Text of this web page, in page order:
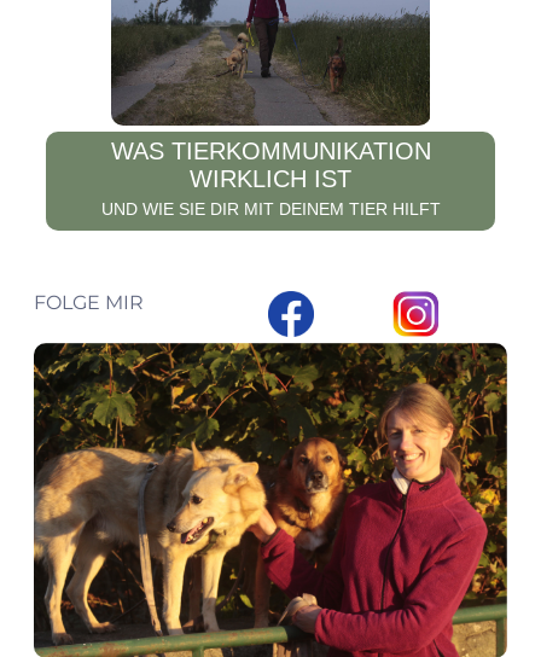
WAS TIERKOMMUNIKATION
WIRKLICH IST
UND WIE SIE DIR MIT DEINEM TIER HILFT
FOLGE MIR